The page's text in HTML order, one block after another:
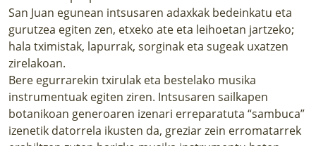
San Juan egunean intsusaren adaxkak bedeinkatu eta
gurutzea egiten zen, etxeko ate eta leihoetan jartzeko;
hala tximistak, lapurrak, sorginak eta sugeak uxatzen
zirelakoan.
Bere egurrarekin txirulak eta bestelako musika
instrumentuak egiten ziren. Intsusaren sailkapen
botanikoan generoaren izenari erreparatuta “sambuca”
izenetik datorrela ikusten da, greziar zein erromatarrek